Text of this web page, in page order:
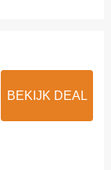
BEKIJK DEAL